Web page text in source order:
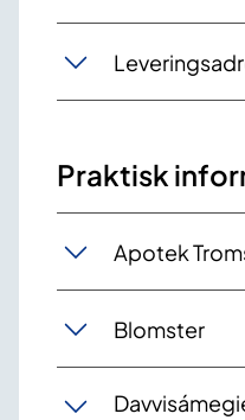
Praktisk
Apotek
Blomster